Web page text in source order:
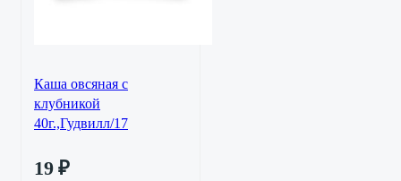
Каша овсяная с
клубникой
40г.,Гудвилл/17
19 ₽